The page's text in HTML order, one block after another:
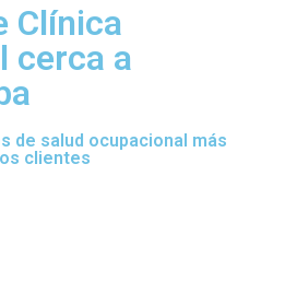
Clínica
cerca a
de salud ocupacional más
clientes